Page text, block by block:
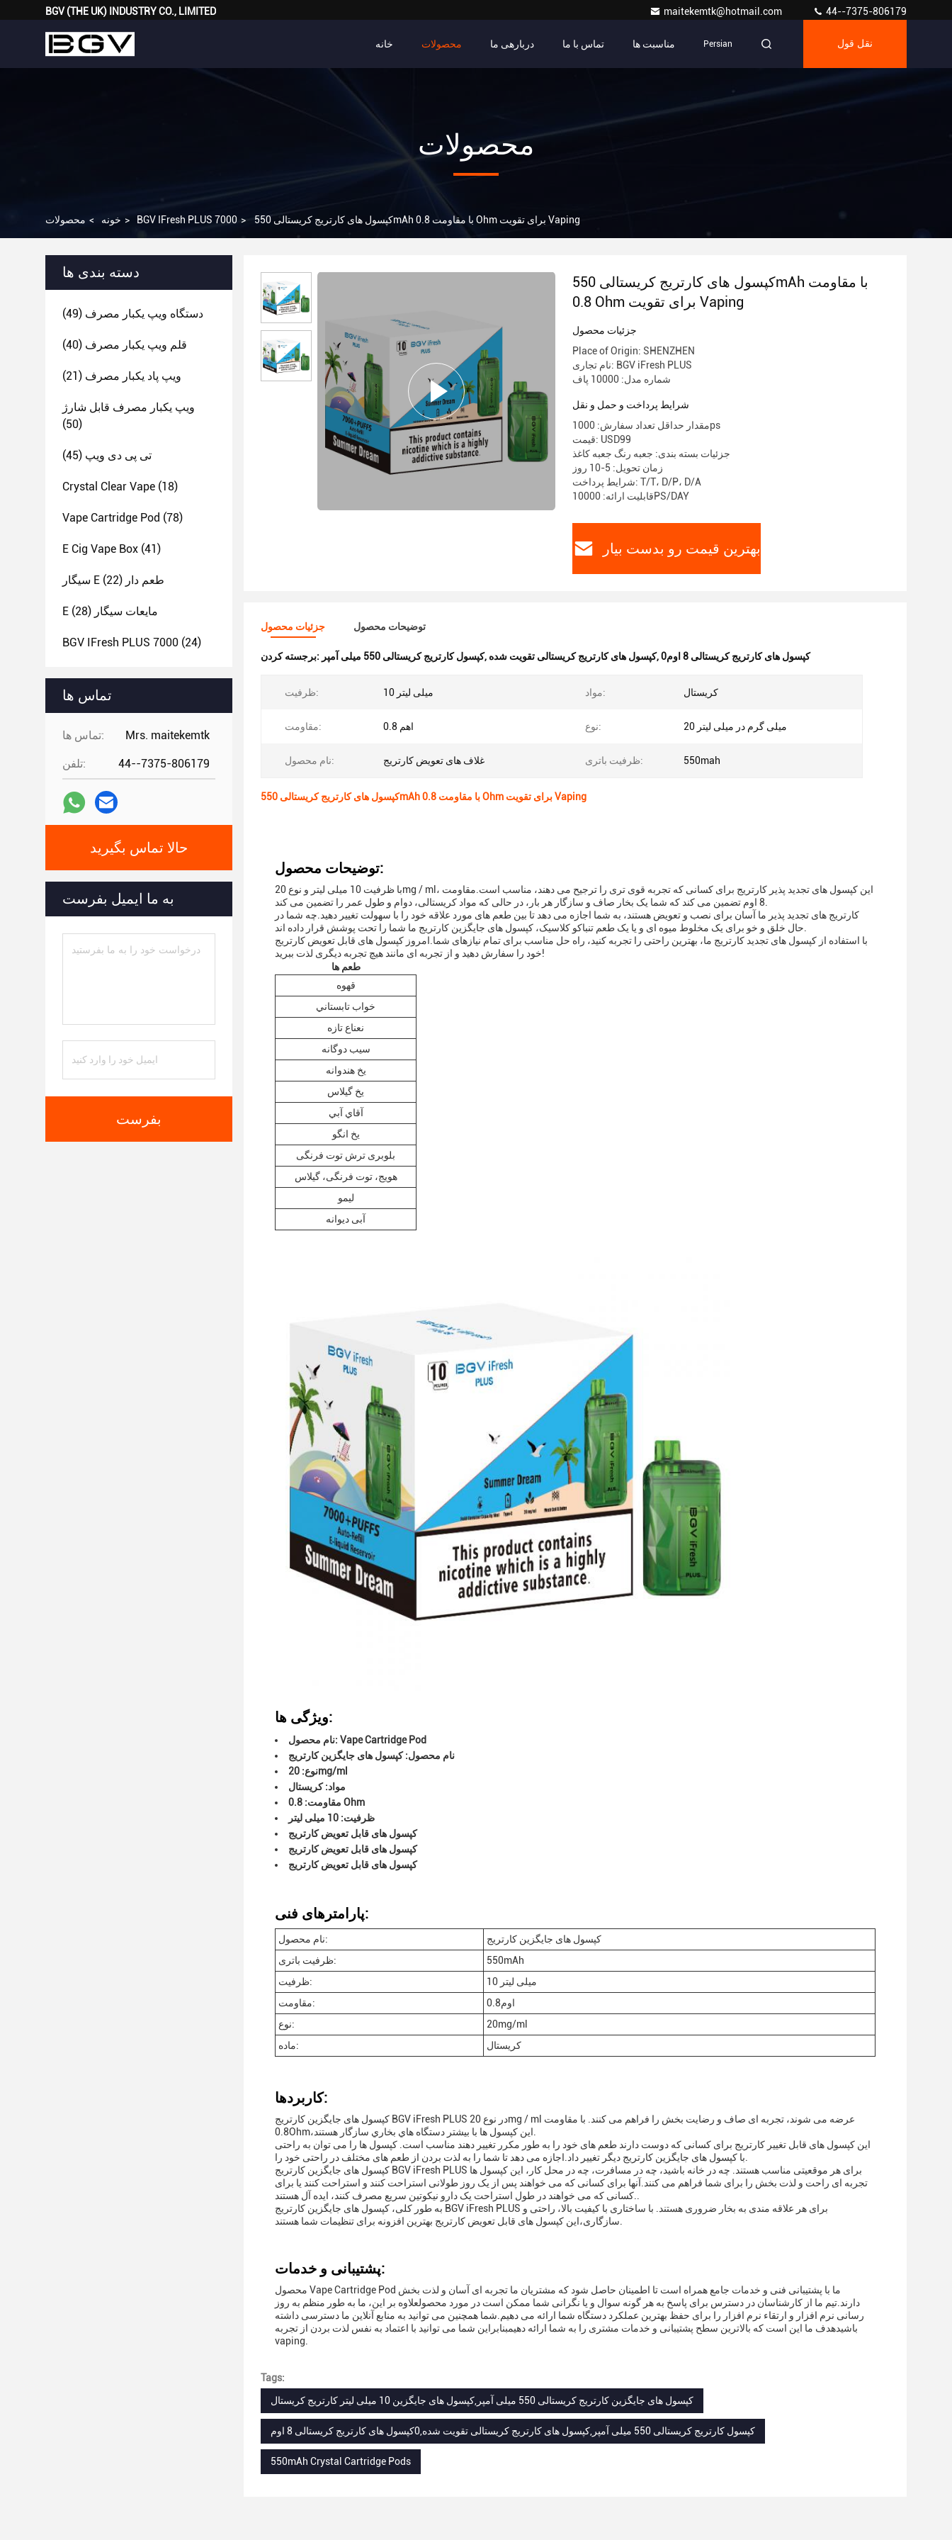
BGV (THE UK) INDUSTRY CO., LIMITED maitekemtk@hotmail.com 44--7375-806179
خانه محصولات دربارهی ما تماس با ما مناسبت ها Persian نقل قول
محصولات
خونه > محصولات > BGV IFresh PLUS 7000 > کپسول های کارتریج کریستالی 550mAh با مقاومت 0.8 Ohm برای تقویت Vaping
دسته بندی ها
دستگاه ویپ یکبار مصرف (49)
قلم ویپ یکبار مصرف (40)
ویپ پاد یکبار مصرف (21)
ویپ یکبار مصرف قابل شارژ
(50)
تی پی دی ویپ (45)
Crystal Clear Vape (18)
Vape Cartridge Pod (78)
E Cig Vape Box (41)
سیگار E طعم دار (22)
E مایعات سیگار (28)
BGV IFresh PLUS 7000 (24)
تماس ها
تماس ها: Mrs. maitekemtk
تلفن: 44--7375-806179
حالا تماس بگیرید
به ما ایمیل بفرست
بفرست
کپسول های کارتریج کریستالی 550mAh با مقاومت
0.8 Ohm برای تقویت Vaping
جزئیات محصول
Place of Origin: SHENZHEN
نام تجاری: BGV iFresh PLUS
شماره مدل: 10000 پاف
شرایط پرداخت و حمل و نقل
مقدار حداقل تعداد سفارش: 1000ps
قیمت: USD99
جزئیات بسته بندی: جعبه رنگ جعبه کاغذ
زمان تحویل: 5-10 روز
شرایط پرداخت: T/T، D/P، D/A
قابلیت ارائه: 10000PS/DAY
بهترین قیمت رو بدست بیار
جزئیات محصول توضیحات محصول
برجسته کردن: کپسول کارتریج کریستالی 550 میلی آمپر, کپسول های کارتریج کریستالی تقویت شده, 0کپسول های کارتریج کریستالی 8 اوم
ظرفیت: 10 میلی لیتر مواد: کریستال
مقاومت: 0.8 اهم نوع: 20 میلی گرم در میلی لیتر
نام محصول: غلاف های تعویض کارتریج ظرفیت باتری: 550mah
کپسول های کارتریج کریستالی 550mAh با مقاومت 0.8 Ohm برای تقویت Vaping
توضیحات محصول:
با ظرفیت 10 میلی لیتر و نوع 20mg / ml، این کپسول های تجدید پذیر کارتریج برای کسانی که تجربه قوی تری را ترجیح می دهند، مناسب است.مقاومت
کارتریج های تجدید پذیر ما آسان برای نصب و تعویض هستند، به شما اجازه می دهد تا بین طعم های مورد علاقه خود را با سهولت تغییر دهید.چه شما در
با استفاده از کپسول های تجدید کارتریج ما، بهترین راحتی را تجربه کنید، راه حل مناسب برای تمام نیازهای شما.امروز کپسول های قابل تعویض کارتریج
خود را سفارش دهید و از تجربه ای مانند هیچ تجربه دیگری لذت ببرید!
طعم ها
قهوه
خواب تابستاني
نعناع تازه
سیب دوگانه
یخ هندوانه
یخ گیلاس
آقاي آبي
یخ انگو
بلوبری ترش توت فرنگی
هویج، توت فرنگی، گیلاس
لیمو
آبی دیوانه
ویژگی ها:
نام محصول: Vape Cartridge Pod
نام محصول: کپسول های جایگزین کارتریج
نوع: 20mg/ml
مواد: کریستال
مقاومت: 0.8 Ohm
ظرفیت: 10 میلی لیتر
کپسول های قابل تعویض کارتریج
کپسول های قابل تعویض کارتریج
کپسول های قابل تعویض کارتریج
پارامترهای فنی:
نام محصول:
کپسول های جایگزین کارتریج
ظرفیت باتری:
550mAh
ظرفیت:
10 میلی لیتر
مقاومت:
0.8اوم
نوع:
20mg/ml
ماده:
کریستال
کاربردها:
کپسول های جایگزین کارتریج BGV iFresh PLUS در نوع 20mg / ml عرضه می شوند، تجربه ای صاف و رضایت بخش را فراهم می کنند. با مقاومت
این کپسول های قابل تغییر کارتریج برای کسانی که دوست دارند طعم های خود را به طور مکرر تغییر دهند مناسب است. کپسول ها را می توان به راحتی
کپسول های جایگزین کارتریج BGV iFresh PLUS برای هر موقعیتی مناسب هستند. چه در خانه باشید، چه در مسافرت، چه در محل کار، این کپسول ها
تجربه ای راحت و لذت بخش را برای شما فراهم می کنند.آنها برای کسانی که می خواهند پس از یک روز طولانی استراحت کنند و استراحت کنند یا برای
به طور کلی، کپسول های جایگزین کارتریج BGV iFresh PLUS برای هر علاقه مندی به بخار ضروری هستند. با ساختاری با کیفیت بالا، راحتی و
پشتیبانی و خدمات:
محصول Vape Cartridge Pod ما با پشتیبانی فنی و خدمات جامع همراه است تا اطمینان حاصل شود که مشتریان ما تجربه ای آسان و لذت بخش
دارند.تیم ما از کارشناسان در دسترس برای پاسخ به هر گونه سوال و یا نگرانی شما ممکن است در مورد محصولعلاوه بر این، ما به طور منظم به روز
رسانی نرم افزار و ارتقاء نرم افزار را برای حفظ بهترین عملکرد دستگاه شما ارائه می دهیم.شما همچنین می توانید به منابع آنلاین ما دسترسی داشته
باشیدهدف ما این است که بالاترین سطح پشتیبانی و خدمات مشتری را به شما ارائه دهیمبنابراین شما می توانید با اعتماد به نفس لذت بردن از تجربه
vaping.
Tags:
کپسول های جایگزین کارتریج کریستالی 550 میلی آمپر,کپسول های جایگزین 10 میلی لیتر کارتریج کریستال
کپسول کارتریج کریستالی 550 میلی آمپر,کپسول های کارتریج کریستالی تقویت شده,0کپسول های کارتریج کریستالی 8 اوم
550mAh Crystal Cartridge Pods